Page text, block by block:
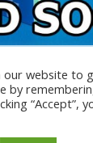
anuncio aquí
our website to
by
“Accept”,